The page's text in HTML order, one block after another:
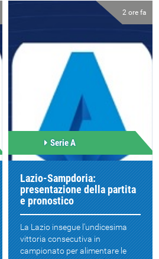
2 ore fa
Serie A
Lazio-Sampdoria:
presentazione della partita
e pronostico
La Lazio insegue l'undicesima
vittoria consecutiva in
campionato per alimentare le